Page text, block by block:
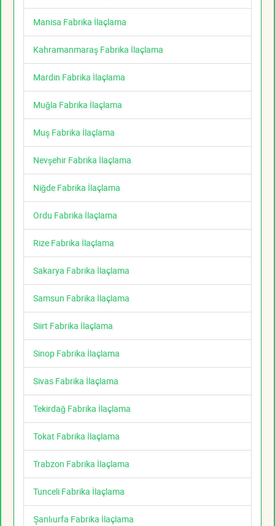
Manisa Fabrika İlaçlama
Kahramanmaraş Fabrika İlaçlama
Mardin Fabrika İlaçlama
Muğla Fabrika İlaçlama
Muş Fabrika İlaçlama
Nevşehir Fabrika İlaçlama
Niğde Fabrika İlaçlama
Ordu Fabrika İlaçlama
Rize Fabrika İlaçlama
Sakarya Fabrika İlaçlama
Samsun Fabrika İlaçlama
Siirt Fabrika İlaçlama
Sinop Fabrika İlaçlama
Sivas Fabrika İlaçlama
Tekirdağ Fabrika İlaçlama
Tokat Fabrika İlaçlama
Trabzon Fabrika İlaçlama
Tunceli Fabrika İlaçlama
Şanlıurfa Fabrika İlaçlama